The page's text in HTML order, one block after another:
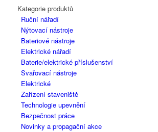
Kategorie produktů
Ruční nářadí
Nýtovací nástroje
Bateriové nástroje
Elektrické nářadí
Baterie/elektrické příslušenství
Svařovací nástroje
Elektrické
Zařízení staveniště
Technologie upevnění
Bezpečnost práce
Novinky a propagační akce